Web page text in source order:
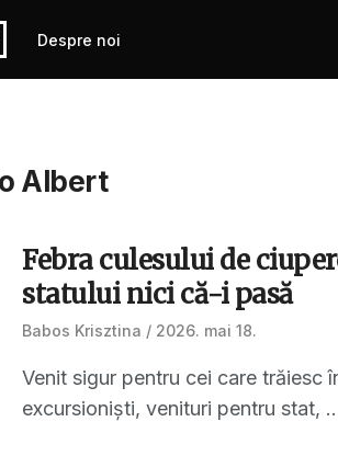
Despre noi
Albert
Febra culesului de
statului nici că-i pasă
Babos Krisztina 2026. mai 18.
Venit sigur pentru cei care trăiesc
excursioniști, venituri pentru stat,